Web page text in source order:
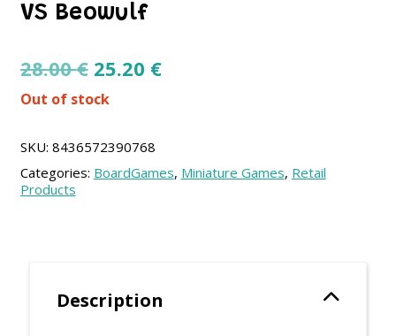
VS Beowulf
28.00€ Original
price
28.00 €.
25.20 €Current
Out of stock
SKU: 8436572390768
Categories: BoardGames, Miniature Games, Retail
Products
Description